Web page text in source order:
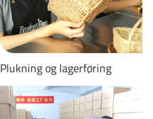
Plukning og lagerføring